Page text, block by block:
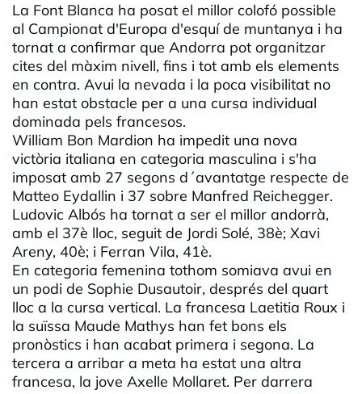
La Font Blanca ha posat el millor colofó possible
al Campionat d'Europa d'esquí de muntanya i ha
tornat a confirmar que Andorra pot organitzar
cites del màxim nivell, fins i tot amb els elements
en contra. Avui la nevada i la poca visibilitat no
han estat obstacle per a una cursa individual
dominada pels francesos.
William Bon Mardion ha impedit una nova
victòria italiana en categoria masculina i s'ha
imposat amb 27 segons d´avantatge respecte de
Matteo Eydallin i 37 sobre Manfred Reichegger.
Ludovic Albós ha tornat a ser el millor andorrà,
amb el 37è lloc, seguit de Jordi Solé, 38è; Xavi
Areny, 40è; i Ferran Vila, 41è.
En categoria femenina tothom somiava avui en
un podi de Sophie Dusautoir, després del quart
lloc a la cursa vertical. La francesa Laetitia Roux i
la suïssa Maude Mathys han fet bons els
pronòstics i han acabat primera i segona. La
tercera a arribar a meta ha estat una altra
francesa, la jove Axelle Mollaret. Per darrera